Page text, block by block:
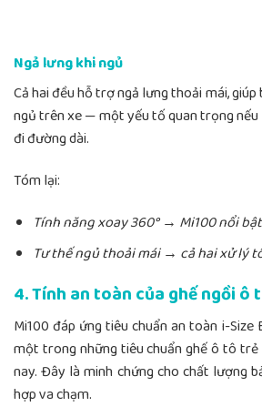
Ngả lưng khi ngủ
Cả hai đều hỗ trợ ngả lưng thoải mái,
ngủ trên xe — một yếu tố quan trọng
đi đường dài.
Tóm lại:
Tính năng xoay 360° → Mi100 nổi
Tư thế ngủ thoải mái → cả hai xử lý
4. Tính an toàn của ghế ngồi ô
Mi100 đáp ứng tiêu chuẩn an toàn i-Size
một trong những tiêu chuẩn ghế ô tô trẻ
nay. Đây là minh chứng cho chất lượng
hợp va chạm.